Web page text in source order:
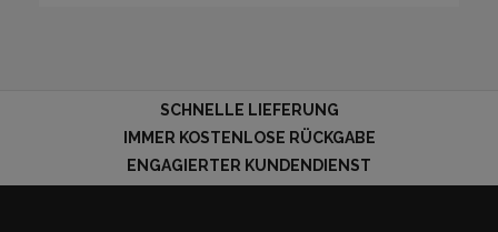
SCHNELLE LIEFERUNG
IMMER KOSTENLOSE RÜCKGABE
ENGAGIERTER KUNDENDIENST